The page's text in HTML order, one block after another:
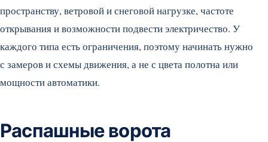
пространству, ветровой и снеговой нагрузке, частоте
открывания и возможности подвести электричество. У
каждого типа есть ограничения, поэтому начинать нужно
с замеров и схемы движения, а не с цвета полотна или
мощности автоматики.
Распашные ворота